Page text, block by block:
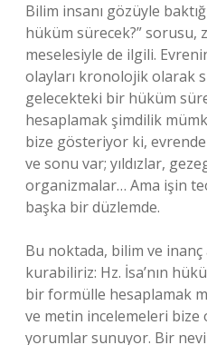
Bilim insanı gözüyle
hüküm sürecek?” sorusu,
meselesiyle de ilgili.
olayları kronolojik olarak
gelecekteki bir hüküm
hesaplamak şimdilik
bize gösteriyor ki,
ve sonu var; yıldızlar,
organizmalar… Ama işin
başka bir düzlemde.
Bu noktada, bilim ve
kurabiliriz: Hz. İsa’nın
bir formülle hesaplamak
ve metin incelemeleri bize
yorumlar sunuyor. Bir nevi